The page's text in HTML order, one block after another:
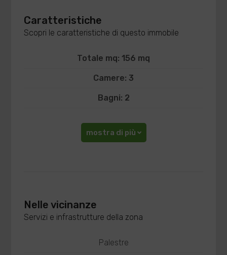
Caratteristiche
Scopri le caratteristiche di questo immobile
Totale mq: 156 mq
Camere: 3
Bagni: 2
mostra di più
Nelle vicinanze
Servizi e infrastrutture della zona
Palestre